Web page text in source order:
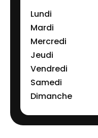
Lundi
Mardi
Mercredi
Jeudi
Vendredi
Samedi
Dimanche